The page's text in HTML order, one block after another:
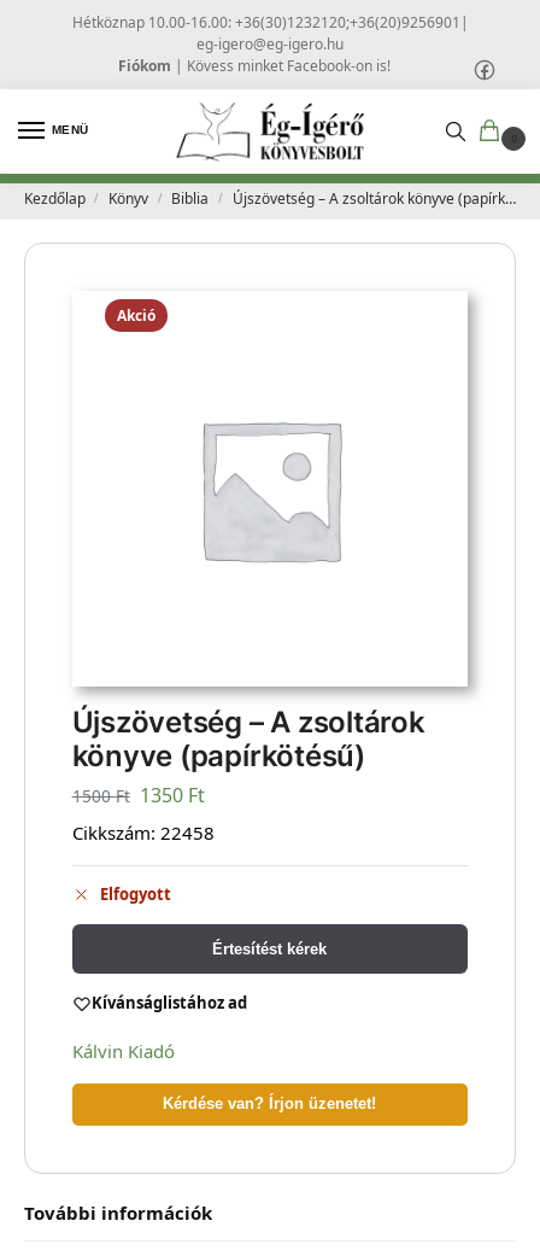
Hétköznap 10.00-16.00: +36(30)1232120;+36(20)9256901 |
eg-igero@eg-igero.hu
Fiókom | Kövess minket Facebook-on is!
MENÜ
0
Kezdőlap / Könyv / Biblia / Újszövetség – A zsoltárok könyve (papírkötésű)
Akció
Újszövetség – A zsoltárok
könyve (papírkötésű)
1500Ft 1350 Ft
Cikkszám: 22458
Elfogyott
Értesítést kérek
Kívánságlistához ad
Kálvin Kiadó
Kérdése van? Írjon üzenetet!
További információk